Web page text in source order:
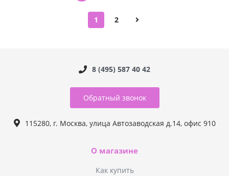
1 2
8 (495) 587 40 42
Обратный звонок
115280, г. Москва, улица Автозаводская д.14, офис 910
О магазине
Как купить